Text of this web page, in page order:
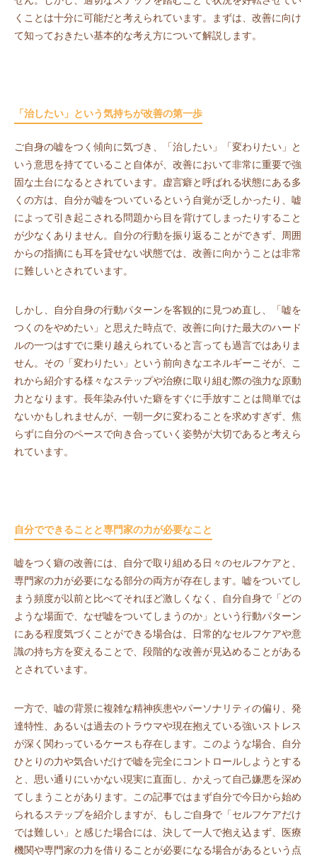
くことは十分に可能だと考えられています。まずは、改善に向け
て知っておきたい基本的な考え方について解説します。
「治したい」という気持ちが改善の第一歩
ご自身の嘘をつく傾向に気づき、「治したい」「変わりたい」と
いう意思を持てていること自体が、改善において非常に重要で強
固な土台になるとされています。虚言癖と呼ばれる状態にある多
くの方は、自分が嘘をついているという自覚が乏しかったり、嘘
によって引き起こされる問題から目を背けてしまったりすること
が少なくありません。自分の行動を振り返ることができず、周囲
からの指摘にも耳を貸せない状態では、改善に向かうことは非常
に難しいとされています。
しかし、自分自身の行動パターンを客観的に見つめ直し、「嘘を
つくのをやめたい」と思えた時点で、改善に向けた最大のハード
ルの一つはすでに乗り越えられていると言っても過言ではありま
せん。その「変わりたい」という前向きなエネルギーこそが、こ
れから紹介する様々なステップや治療に取り組む際の強力な原動
力となります。長年染み付いた癖をすぐに手放すことは簡単では
ないかもしれませんが、一朝一夕に変わることを求めすぎず、焦
らずに自分のペースで向き合っていく姿勢が大切であると考えら
れています。
自分でできることと専門家の力が必要なこと
嘘をつく癖の改善には、自分で取り組める日々のセルフケアと、
専門家の力が必要になる部分の両方が存在します。嘘をついてし
まう頻度が以前と比べてそれほど激しくなく、自分自身で「どの
ような場面で、なぜ嘘をついてしまうのか」という行動パターン
にある程度気づくことができる場合は、日常的なセルフケアや意
識の持ち方を変えることで、段階的な改善が見込めることがある
とされています。
一方で、嘘の背景に複雑な精神疾患やパーソナリティの偏り、発
達特性、あるいは過去のトラウマや現在抱えている強いストレス
が深く関わっているケースも存在します。このような場合、自分
ひとりの力や気合いだけで嘘を完全にコントロールしようとする
と、思い通りにいかない現実に直面し、かえって自己嫌悪を深め
てしまうことがあります。この記事ではまず自分で今日から始め
られるステップを紹介しますが、もしご自身で「セルフケアだけ
では難しい」と感じた場合には、決して一人で抱え込まず、医療
機関や専門家の力を借りることが必要になる場合があるという点